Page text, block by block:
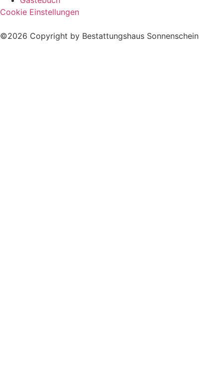
Cookie Einstellungen
©2026 Copyright by Bestattungshaus Sonnenschein